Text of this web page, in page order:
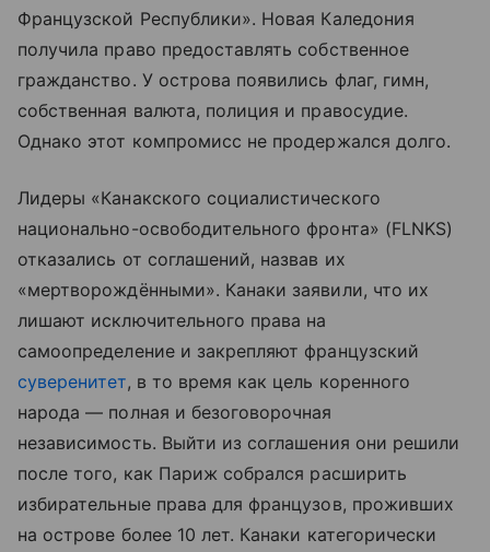
Французской Республики». Новая Каледония
получила право предоставлять собственное
гражданство. У острова появились флаг, гимн,
собственная валюта, полиция и правосудие.
Однако этот компромисс не продержался долго.
Лидеры «Канакского социалистического
национально-освободительного фронта» (FLNKS)
отказались от соглашений, назвав их
«мертворождёнными». Канаки заявили, что их
лишают исключительного права на
самоопределение и закрепляют французский
суверенитет, в то время как цель коренного
народа — полная и безоговорочная
независимость. Выйти из соглашения они решили
после того, как Париж собрался расширить
избирательные права для французов, проживших
на острове более 10 лет. Канаки категорически